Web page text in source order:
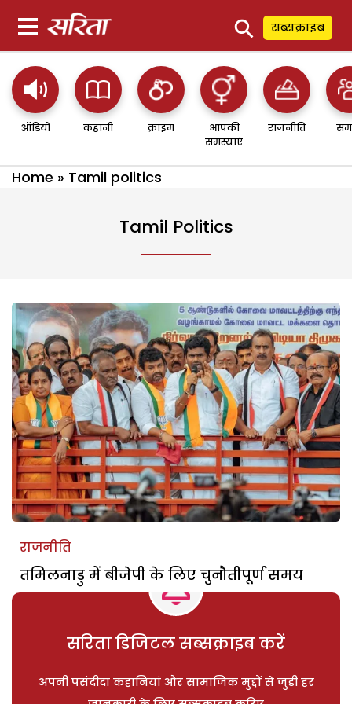
⚲ सब्सक्राइब
ऑडियो कहानी क्राइम
आपकी
समस्याएं
राजनीति
Home » Tamil politics
Tamil Politics
राजनीति
तमिलनाडु में बीजेपी के लिए चुनौतीपूर्ण समय
सरिता डिजिटल सब्सक्राइब करें
अपनी पसंदीदा कहानियां और सामाजिक मुद्दों से जुड़ी हर